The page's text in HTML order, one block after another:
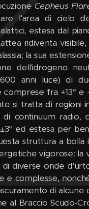
Cepheus
l'area di cielo
estesa dal
ridiventa
la sua
dell'idrogeno
anni luce) di
fra +13° e
si tratta di regioni
continuum radio,
ed estesa per
struttura a
vigorose: la
diverse onde
complesse,
di alcune
al Braccio Scudo-